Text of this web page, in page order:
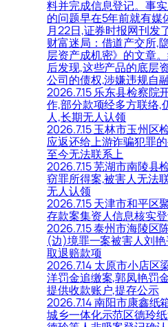
料并完成信息登记。事
的问题早在5年前就有媒
月22日,证券时报网刊发
财富迷局：借道产交所,
层资产成机密》的文章
后发现,这些产品的底层
公司的债权,涉嫌违规自
2026.7.15 乐东县检察院
作,部分款项经多方联络,
人,长期无人认领
2026.7.15 玉林市玉州区
应返还给上游诈骗犯罪
至今无法联系上
2026.7.15 芜湖市南陵县
窃罪所得案,被害人无法
无人认领
2026.7.15 天津市和平区
存款案集资人信息核实
2026.7.15 泰州市海陵区
(边)境罪一案被害人刘
取退赔款项
2026.7.14 太原市小店区
洋罚金追缴案,郭凤艳罚
提供收款账户,提存公示
2026.7.14 南阳市康鑫纸
城乡一体化示范区德玲